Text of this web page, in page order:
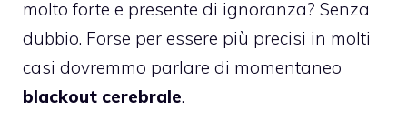
molto forte e presente di ignoranza? Senza
dubbio. Forse per essere più precisi in molti
casi dovremmo parlare di momentaneo
blackout cerebrale.